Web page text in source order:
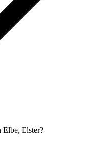
Elbe, Elster?